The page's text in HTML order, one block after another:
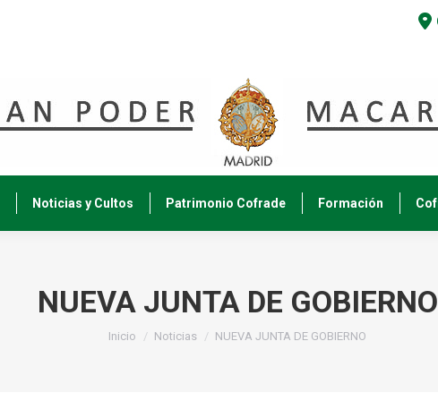
Noticias y Cultos Patrimonio Cofrade Formación
NUEVA JUNTA DE GOBIERNO
Estás aquí:
Inicio Noticias NUEVA JUNTA DE GOBIERNO